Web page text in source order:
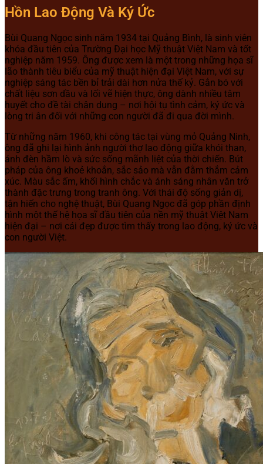
Hồn Lao Động Và Ký Ức
Bùi Quang Ngọc sinh năm 1934 tại Quảng Bình, là sinh viên
khóa đầu tiên của Trường Đại học Mỹ thuật Việt Nam và tốt
nghiệp năm 1959. Ông được xem là một trong những họa sĩ
lão thành tiêu biểu của mỹ thuật hiện đại Việt Nam, với sự
nghiệp sáng tác bền bỉ trải dài hơn nửa thế kỷ. Gắn bó với
chất liệu sơn dầu và lối vẽ hiện thực, ông dành nhiều tâm
huyết cho đề tài chân dung – nơi hội tụ tình cảm, ký ức và
lòng tri ân đối với những con người đã đi qua đời mình.
Từ những năm 1960, khi công tác tại vùng mỏ Quảng Ninh,
ông đã ghi lại hình ảnh người thợ lao động giữa khói than,
ánh đèn hầm lò và sức sống mãnh liệt của thời chiến. Bút
pháp của ông khoẻ khoắn, sắc sảo mà vẫn đằm thắm cảm
xúc. Màu sắc ấm, khối hình chắc và ánh sáng nhân văn trở
thành đặc trưng trong tranh ông. Với thái độ sống giản dị,
tận hiến cho nghệ thuật, Bùi Quang Ngọc đã góp phần định
hình một thế hệ họa sĩ đầu tiên của nền mỹ thuật Việt Nam
hiện đại – nơi cái đẹp được tìm thấy trong lao động, ký ức và
con người Việt.